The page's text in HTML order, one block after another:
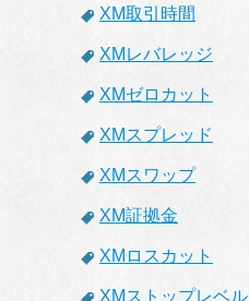
XM取引時間
XMレバレッジ
XMゼロカット
XMスプレッド
XMスワップ
XM証拠金
XMロスカット
XMストップレベル